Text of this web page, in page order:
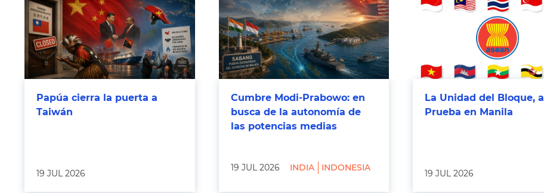
Papúa cierra la puerta a
Taiwán
19 JUL 2026
Cumbre Modi-Prabowo: en
busca de la autonomía de
las potencias medias
19 JUL 2026 INDIA INDONESIA
La Unidad del Bloque, a
Prueba en Manila
19 JUL 2026